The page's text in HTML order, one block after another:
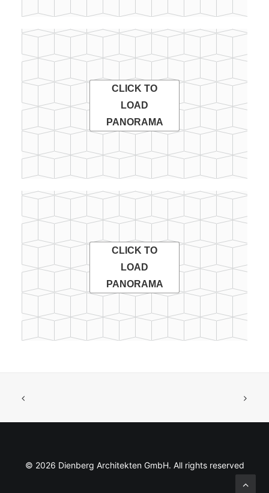
CLICK TO
LOAD
PANORAMA
CLICK TO
LOAD
PANORAMA
© 2026 Dienberg Architekten GmbH. All rights reserved